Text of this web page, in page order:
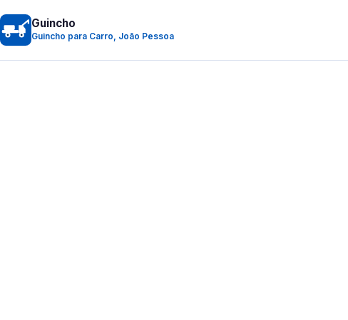
Guincho
Guincho para Carro, João Pessoa